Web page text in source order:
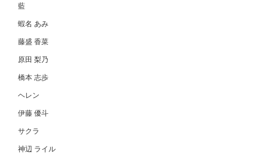
藍
蝦名 あみ
藤盛 香菜
原田 梨乃
橋本 志歩
ヘレン
伊藤 優斗
サクラ
神辺 ライル